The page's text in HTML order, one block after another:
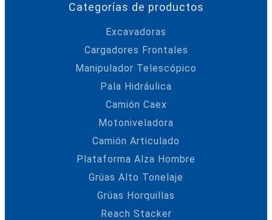
Categorías de productos
Excavadoras
Cargadores Frontales
Manipulador Telescópico
Pala Hidráulica
Camión Caex
Motoniveladora
Camión Articulado
Plataforma Alza Hombre
Grúas Alto Tonelaje
Grúas Horquillas
Reach Stacker